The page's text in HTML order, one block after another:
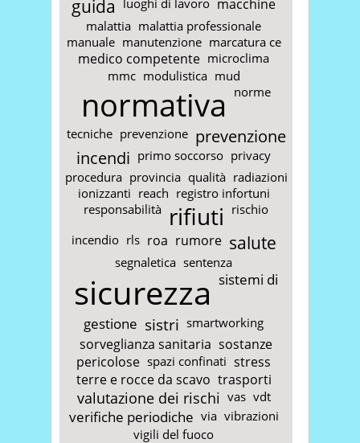
guida
macchine
malattia malattia professionale
manuale manutenzione marcatura ce
medico competente microclima
mmc modulistica mud
normativa norme
tecniche prevenzione prevenzione
incendi primo soccorso privacy
procedura provincia qualità radiazioni
ionizzanti reach registro infortuni
responsabilità rifiuti rischio
incendio rls roa rumore salute
segnaletica sentenza
sicurezza sistemi di
gestione sistri smartworking
sorveglianza sanitaria sostanze
pericolose spazi confinati stress
terre e rocce da scavo trasporti
valutazione dei rischi vas vdt
verifiche periodiche via vibrazioni
vigili del fuoco